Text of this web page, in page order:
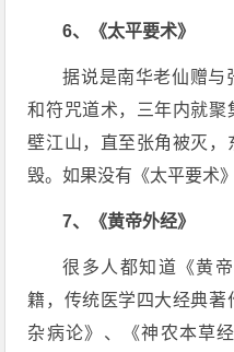
6、《太平要术》
据说是南华老仙赠与
和符咒道术，三年内就
壁江山，直至张角被灭，
毁。如果没有《太平要术
7、《黄帝外经》
很多人都知道《黄
籍，传统医学四大经典
杂病论》、《神农本草